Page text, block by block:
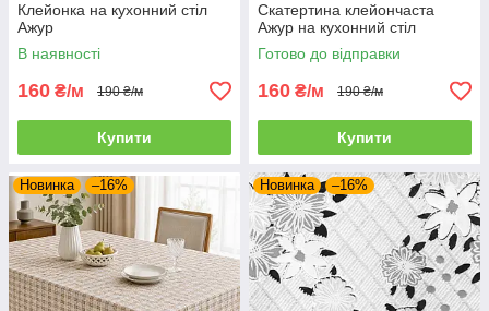
Клейонка на кухонний стіл
Ажур
В наявності
160 ₴/м 190 ₴/м
Купити
Скатертина клейончаста
Ажур на кухонний стіл
Готово до відправки
160 ₴/м 190 ₴/м
Купити
Новинка –16% Новинка –16%